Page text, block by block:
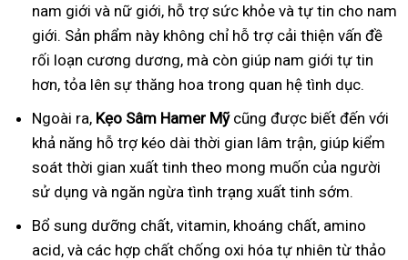
nam giới và nữ giới, hỗ trợ sức khỏe và tự tin cho nam
giới. Sản phẩm này không chỉ hỗ trợ cải thiện vấn đề
rối loạn cương dương, mà còn giúp nam giới tự tin
hơn, tỏa lên sự thăng hoa trong quan hệ tình dục.
Ngoài ra, Kẹo Sâm Hamer Mỹcũng được biết đến với
khả năng hỗ trợ kéo dài thời gian lâm trận, giúp kiểm
soát thời gian xuất tinh theo mong muốn của người
sử dụng và ngăn ngừa tình trạng xuất tinh sớm.
Bổ sung dưỡng chất, vitamin, khoáng chất, amino
acid, và các hợp chất chống oxi hóa tự nhiên từ thảo